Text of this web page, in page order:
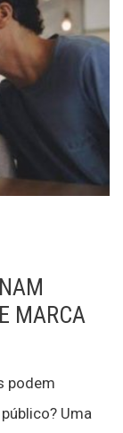
MARCA
podem
Uma